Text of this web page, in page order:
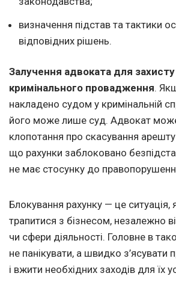
визначення підстав та тактики
відповідних рішень.
Залучення адвоката для
кримінального провадження.
накладено судом у кримінальній
його може лише суд. Адвокат
клопотання про скасування
що рахунки заблоковано
не має стосунку до
Блокування рахунку — це
трапитися з бізнесом, незалежно
чи сфери діяльності. Головне в
не панікувати, а швидко
і вжити необхідних заходів для їх